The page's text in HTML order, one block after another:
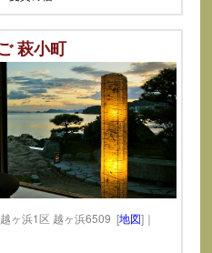
萩小町
ヶ浜1区 越ヶ浜6509 [地図]｜